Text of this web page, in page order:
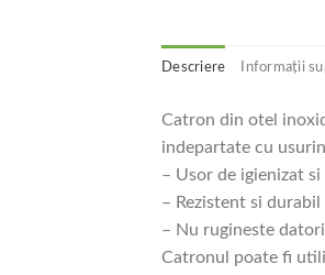
Descriere Informații
Catron din otel
indepartate cu
– Usor de igienizat
– Rezistent si durabil
– Nu rugineste
Catronul poate fi